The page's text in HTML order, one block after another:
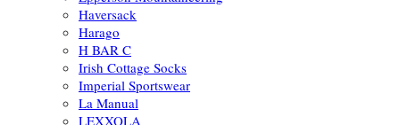
Haversack
Harago
H BAR C
Irish Cottage Socks
Imperial Sportswear
La Manual
LEXXOLA